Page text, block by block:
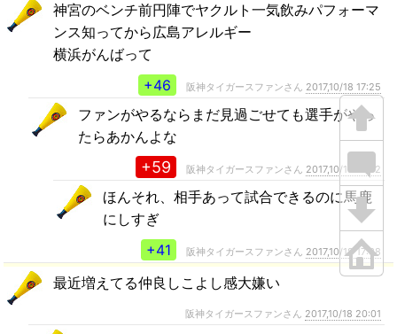
神宮のベンチ前円陣でヤクルト一気飲みパフォーマ
ンス知ってから広島アレルギー
横浜がんばって
+46
阪神タイガースファンさん 2017,10/18 17:25
ファンがやるならまだ見過ごせても選手がやっ
たらあかんよな
+59 阪神タイガースファンさん 2017,10/18 17:32
ほんそれ、相手あって試合できるのに馬鹿
にしすぎ
+41
阪神タイガースファンさん 2017,10/18 17:38
最近増えてる仲良しこよし感大嫌い
阪神タイガースファンさん 2017,10/18 20:01